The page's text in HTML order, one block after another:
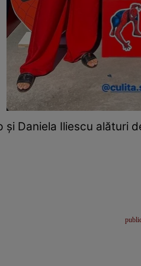
și Daniela Iliescu alături